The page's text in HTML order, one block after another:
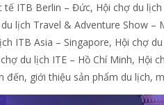
tế ITB Berlin – Đức, Hội chợ du
lịch Travel & Adventure Show –
ITB Asia – Singapore, Hội chợ
du lịch ITE – Hồ Chí Minh, Hội
đến, giới thiệu sản phẩm du lịch,